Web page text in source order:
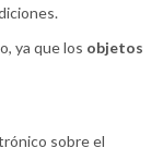
ya que los objetos
sobre el